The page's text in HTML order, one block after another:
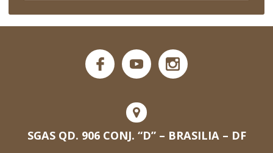
SGAS QD. 906 CONJ. “D” – BRASILIA – DF